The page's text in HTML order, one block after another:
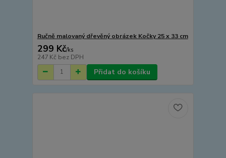
Ručně malovaný dřevěný obrázek Kočky 25 x 33 cm
299 Kč/ks
247 Kč bez DPH
Přidat do košíku